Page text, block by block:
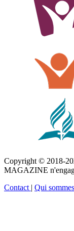
Copyright © 2018-
MAGAZINE
Contact | Qui